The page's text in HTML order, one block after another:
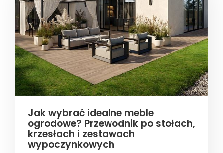
Jak wybrać idealne meble
ogrodowe? Przewodnik po stołach,
krzesłach i zestawach
wypoczynkowych